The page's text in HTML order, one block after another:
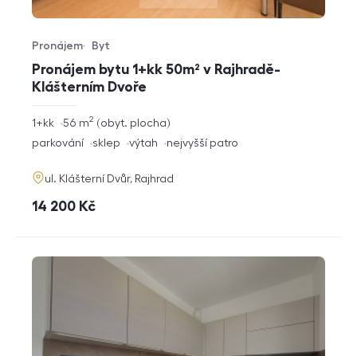
Pronájem bytu 1+kk 50m² v Rajhradě-
Klášterním Dvoře
Typ nabídky
Pronájem
Typ nemovitosti
Byt
rozměry
dispozice
1+kk obyt. plocha
56 m2
funkce
parkování sklep výtah nejvyšší patro
adresa
ul. Klášterní Dvůr, Rajhrad
cena
14 200 Kč